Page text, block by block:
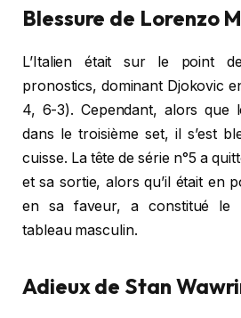
Blessure de Lorenzo
L’Italien était sur le point
pronostics, dominant Djokovic
4, 6-3). Cependant, alors que
dans le troisième set, il s’est
cuisse. La tête de série n°5 a
et sa sortie, alors qu’il était en
en sa faveur, a constitué le
tableau masculin.
Adieux de Stan